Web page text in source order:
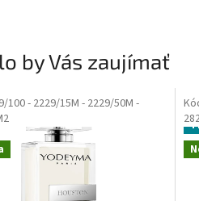
by Vás zaujímať
100- 2229/15M - 2229/50M -